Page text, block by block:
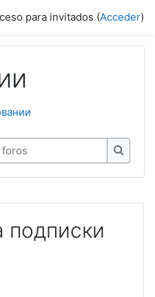
para invitados (Acceder)
Buscar
подписки